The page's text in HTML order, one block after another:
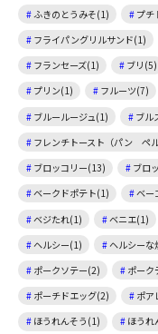
ふきのとうみそ(1)
プチ
フライパングリルサンド(1)
フランセーズ(1)
ブリ(5)
プリン(1)
フルーツ(7)
ブルールージュ(1)
ブル
フレンチトースト（パン ペ
ブロッコリー(13)
ブロ
ベークドポテト(1)
ベー
ベジたれ(1)
ベニエ(1)
ヘルシー(1)
ヘルシーな
ポークソテー(2)
ポーク
ポーチドエッグ(2)
ポア
ほうれんそう(1)
ほうれ